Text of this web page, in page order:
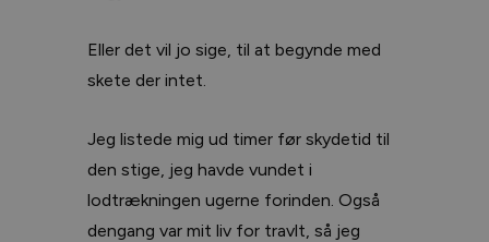
Eller det vil jo sige, til at begynde med
skete der intet.
Jeg listede mig ud timer før skydetid til
den stige, jeg havde vundet i
lodtrækningen ugerne forinden. Også
dengang var mit liv for travlt, så jeg